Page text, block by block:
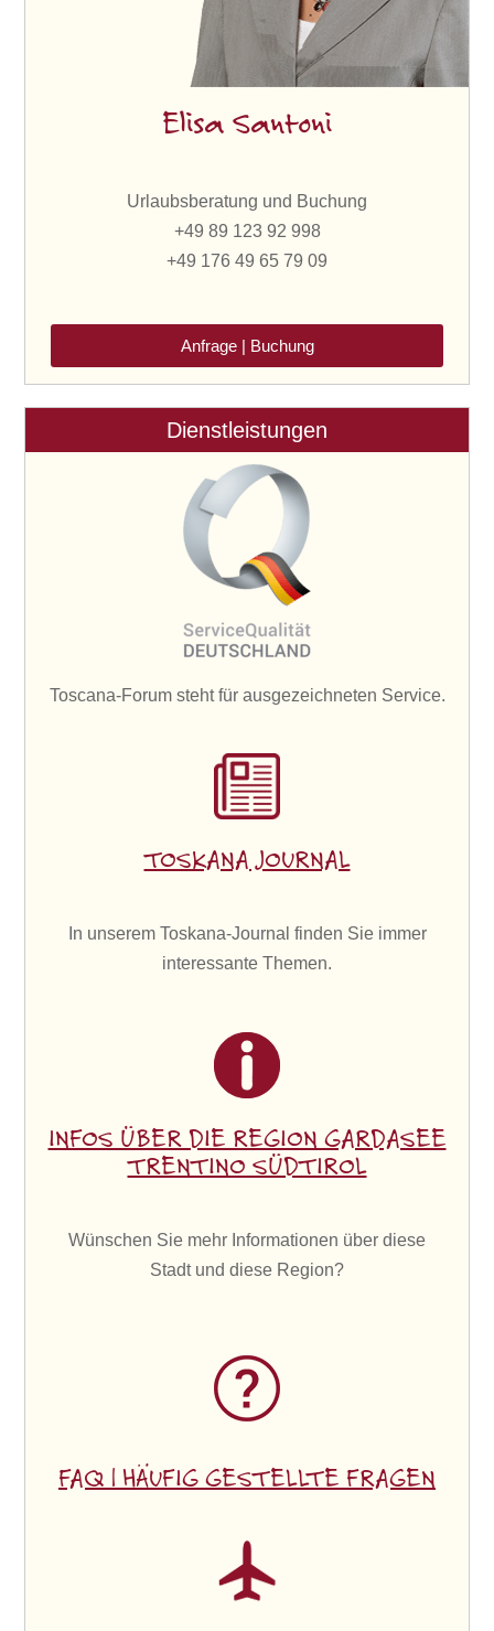
Elisa Santoni
Urlaubsberatung und Buchung
+49 89 123 92 998
+49 176 49 65 79 09
Anfrage | Buchung
Dienstleistungen
Toscana-Forum steht für ausgezeichneten Service.
TOSKANA JOURNAL
In unserem Toskana-Journal finden Sie immer
interessante Themen.
INFOS ÜBER DIE REGION GARDASEE
TRENTINO SÜDTIROL
Wünschen Sie mehr Informationen über diese
Stadt und diese Region?
FAQ | HÄUFIG GESTELLTE FRAGEN